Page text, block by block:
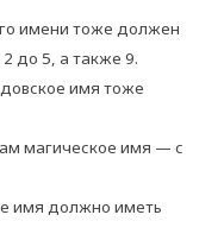
имени тоже должен
до 5, а также 9.
имя тоже
магическое имя — с
имя должно иметь